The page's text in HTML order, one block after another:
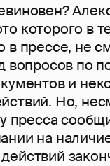
которого в
в прессе, не
вопросов по
и
Но,
пресса
на